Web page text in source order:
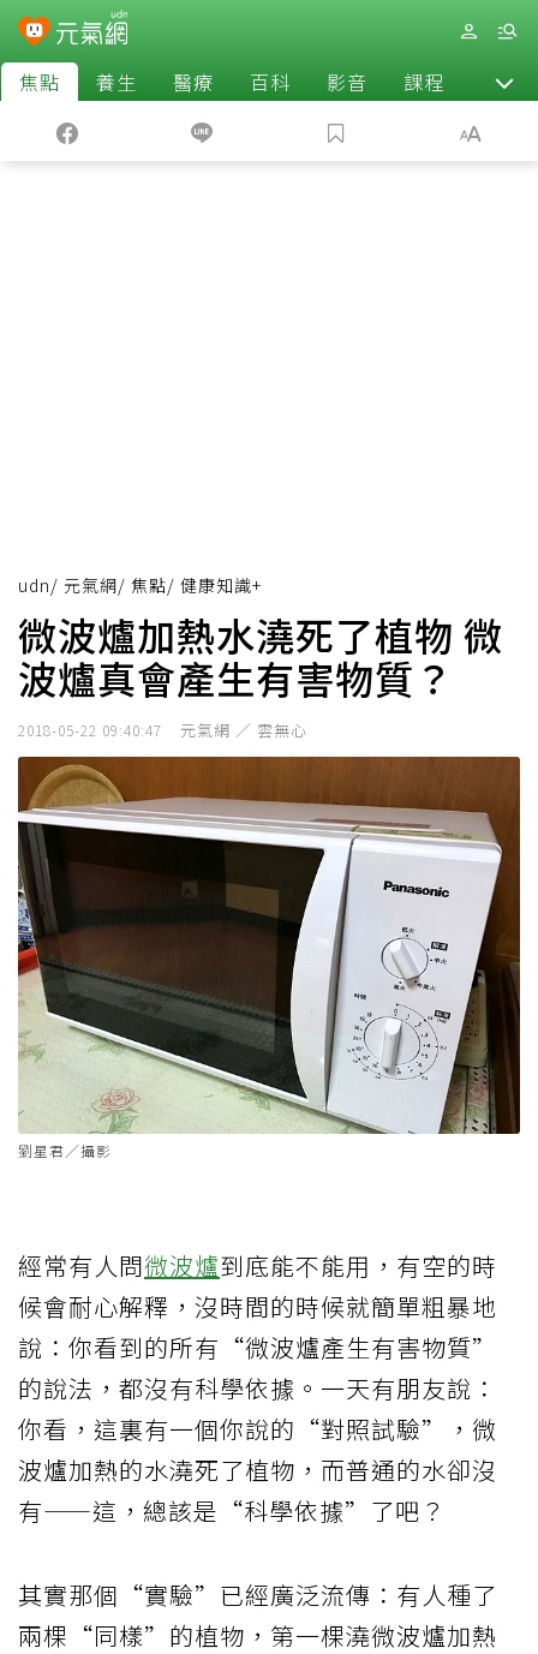
焦點 養生 醫療 百科 影音 課程 退休
udn/ 元氣網/ 焦點/ 健康知識+
微波爐加熱水澆死了植物 微
波爐真會產生有害物質？
2018-05-22 09:40:47 元氣網 ／ 雲無心
劉星君／攝影
經常有人問微波爐到底能不能用，有空的時
候會耐心解釋，沒時間的時候就簡單粗暴地
說：你看到的所有“微波爐產生有害物質”
的說法，都沒有科學依據。一天有朋友說：
你看，這裏有一個你說的“對照試驗”，微
波爐加熱的水澆死了植物，而普通的水卻沒
有——這，總該是“科學依據”了吧？
其實那個“實驗”已經廣泛流傳：有人種了
兩棵“同樣”的植物，第一棵澆微波爐加熱